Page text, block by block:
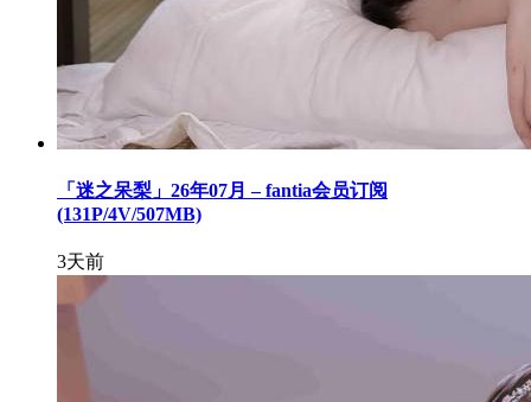
「迷之呆梨」26年07月 – fantia会员订阅
(131P/4V/507MB)
3天前